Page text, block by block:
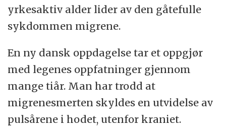
Migrenesmerter blir særlig forverret ved
bevegelse. For eksempel hvis man bøyer
hodet forover eller går i trapper.
Det er derfor ikke uvanlig at
migrenepasienter noen ganger frykter at
blodkarene i hodet holder på å sprenges.
Det viser den nye forskningen at de ikke
yrkesaktiv alder lider av den gåtefulle
sykdommen migrene.
En ny dansk oppdagelse tar et oppgjør
med legenes oppfatninger gjennom
mange tiår. Man har trodd at
migrenesmerten skyldes en utvidelse av
pulsårene i hodet, utenfor kraniet.